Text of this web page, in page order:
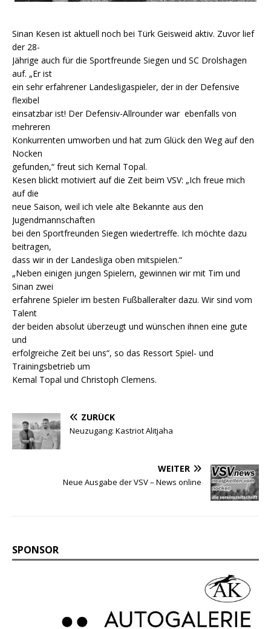
Sinan Kesen ist aktuell noch bei Türk Geisweid aktiv. Zuvor lief
der 28-
Jährige auch für die Sportfreunde Siegen und SC Drolshagen
auf. „Er ist
ein sehr erfahrener Landesligaspieler, der in der Defensive
flexibel
einsatzbar ist! Der Defensiv-Allrounder war ebenfalls von
mehreren
Konkurrenten umworben und hat zum Glück den Weg auf den
Nocken
gefunden,“ freut sich Kemal Topal.
Kesen blickt motiviert auf die Zeit beim VSV: „Ich freue mich
auf die
neue Saison, weil ich viele alte Bekannte aus den
Jugendmannschaften
bei den Sportfreunden Siegen wiedertreffe. Ich möchte dazu
beitragen,
dass wir in der Landesliga oben mitspielen.“
„Neben einigen jungen Spielern, gewinnen wir mit Tim und
Sinan zwei
erfahrene Spieler im besten Fußballeralter dazu. Wir sind vom
Talent
der beiden absolut überzeugt und wünschen ihnen eine gute
und
erfolgreiche Zeit bei uns“, so das Ressort Spiel- und
Trainingsbetrieb um
Kemal Topal und Christoph Clemens.
ZURÜCK
Neuzugang: Kastriot Alitjaha
WEITER
Neue Ausgabe der VSV – News online
SPONSOR